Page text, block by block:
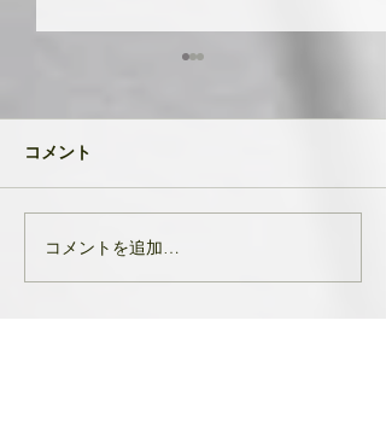
生徒さんと私
コメント
コメントを追加…